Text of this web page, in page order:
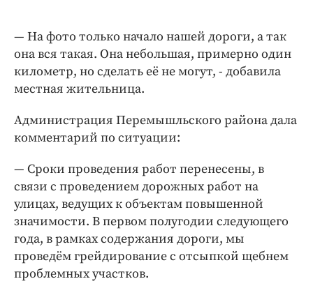
— На фото только начало нашей дороги, а так
она вся такая. Она небольшая, примерно один
километр, но сделать её не могут, - добавила
местная жительница.
Администрация Перемышльского района дала
комментарий по ситуации:
— Сроки проведения работ перенесены, в
связи с проведением дорожных работ на
улицах, ведущих к объектам повышенной
значимости. В первом полугодии следующего
года, в рамках содержания дороги, мы
проведём грейдирование с отсыпкой щебнем
проблемных участков.